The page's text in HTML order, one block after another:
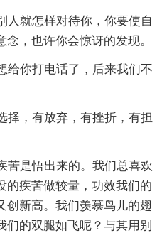
人就怎样对待你，你要使自
，也许你会惊讶的发现。
给你打电话了，后来我们不
择，有放弃，有挫折，有担
苦是悟出来的。我们总喜欢
的疾苦做较量，功效我们的
创新高。我们羡慕鸟儿的翅
们的双腿如飞呢？与其用别